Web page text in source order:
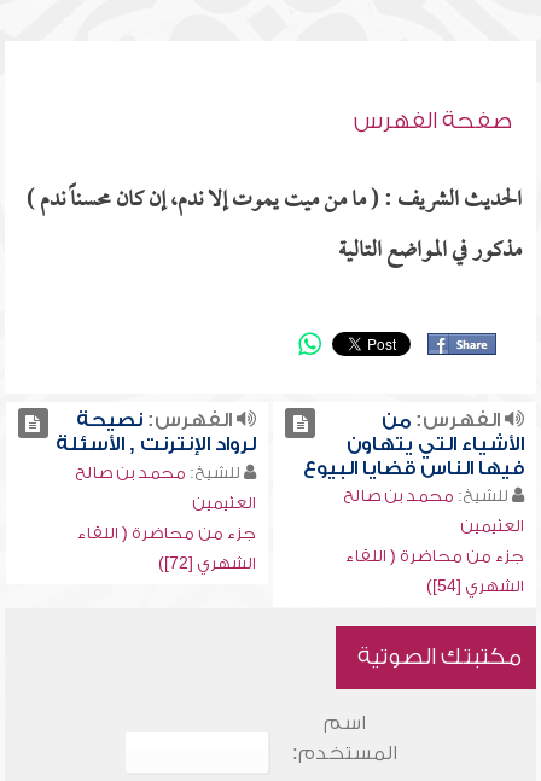
صفحة الفهرس
الحديث الشريف : ( ما من ميت يموت إلا ندم، إن كان محسناً ندم )
مذكور في المواضع التالية
الفهرس:من
الأشياء التي يتهاون
فيها الناس قضايا البيوع
للشيخ: محمد بن صالح
العثيمين
جزء من محاضرة ( اللقاء
الشهري [54])
الفهرس:نصيحة
لرواد الإنترنت , الأسئلة
للشيخ: محمد بن صالح
العثيمين
جزء من محاضرة ( اللقاء
الشهري [72])
مكتبتك الصوتية
اسم
المستخدم: